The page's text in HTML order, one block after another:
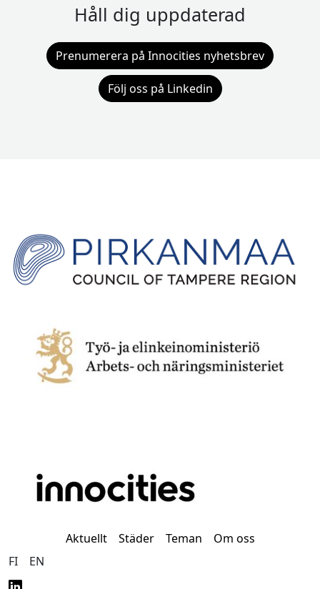
Håll dig uppdaterad
Prenumerera på Innocities nyhetsbrev
Följ oss på Linkedin
Aktuellt Städer Teman
Om oss
FI
EN